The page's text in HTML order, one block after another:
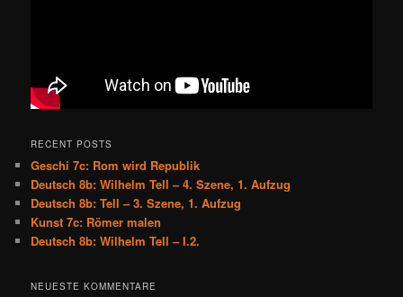
RECENT POSTS
Geschi 7c: Rom wird Republik
Deutsch 8b: Wilhelm Tell – 4. Szene, 1. Aufzug
Deutsch 8b: Tell – 3. Szene, 1. Aufzug
Kunst 7c: Römer malen
Deutsch 8b: Wilhelm Tell – I.2.
NEUESTE KOMMENTARE